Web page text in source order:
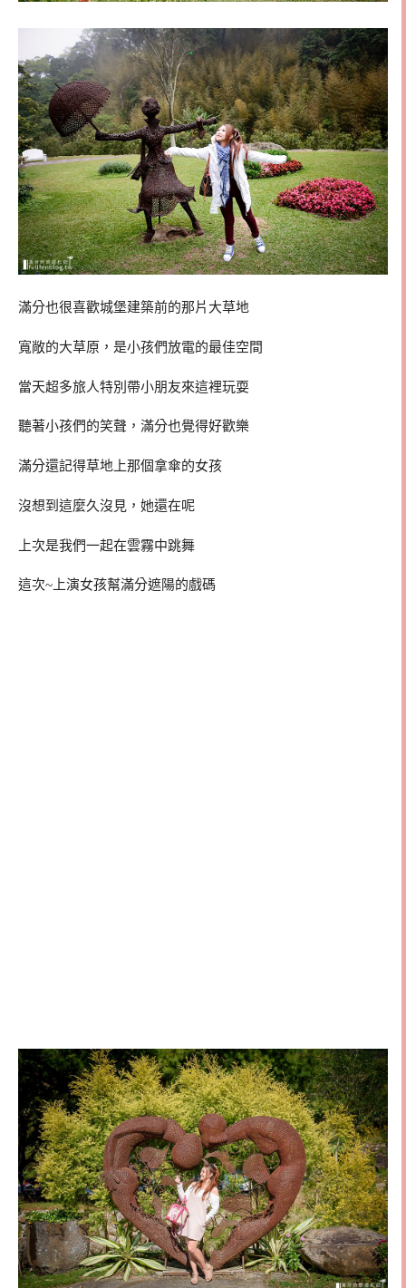
滿分也很喜歡城堡建築前的那片大草地
寬敞的大草原，是小孩們放電的最佳空間
當天超多旅人特別帶小朋友來這裡玩耍
聽著小孩們的笑聲，滿分也覺得好歡樂
滿分還記得草地上那個拿傘的女孩
沒想到這麼久沒見，她還在呢
上次是我們一起在雲霧中跳舞
這次~上演女孩幫滿分遮陽的戲碼